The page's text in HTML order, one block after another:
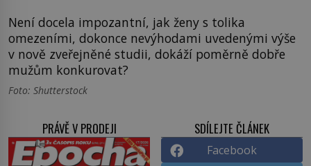
Není docela impozantní, jak ženy s tolika
omezeními, dokonce nevýhodami uvedenými výše
v nově zveřejněné studii, dokáží poměrně dobře
mužům konkurovat?
Foto: Shutterstock
PRÁVĚ V PRODEJI SDÍLEJTE ČLÁNEK
Facebook